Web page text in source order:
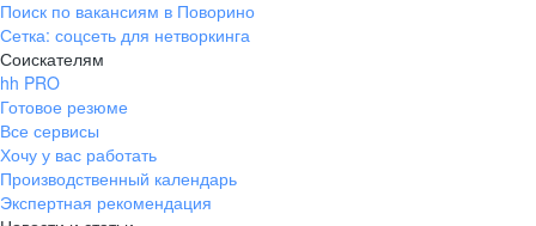
Поиск по вакансиям в Поворино
Сетка: соцсеть для нетворкинга
Соискателям
hh PRO
Готовое резюме
Все сервисы
Хочу у вас работать
Производственный календарь
Экспертная рекомендация